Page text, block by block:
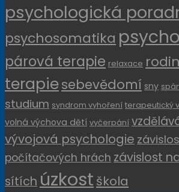
psychologická
psychosomatika
párová terapie relaxace
terapiesebevědomí sny
studium syndrom vyhoření terapeutický
volná výchova dětí vyčerpání
vývojová psychologie
počítačových hrách závislost
sítích úzkost škola